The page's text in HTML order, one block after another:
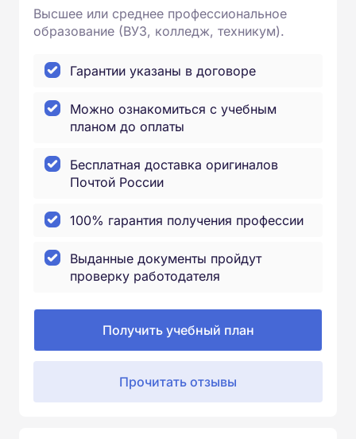
Высшее или среднее профессиональное
образование (ВУЗ, колледж, техникум).
Гарантии указаны в договоре
Можно ознакомиться с учебным
планом до оплаты
Бесплатная доставка оригиналов
Почтой России
100% гарантия получения профессии
Выданные документы пройдут
проверку работодателя
Получить учебный план
Прочитать отзывы